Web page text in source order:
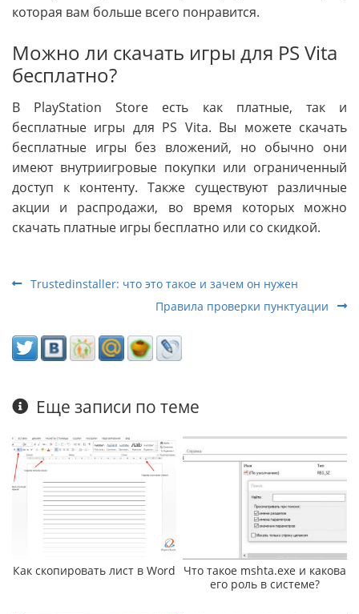
которая вам больше всего понравится.
Можно ли скачать игры для PS Vita
бесплатно?
В PlayStation Store есть как платные, так и
бесплатные игры для PS Vita. Вы можете скачать
бесплатные игры без вложений, но обычно они
имеют внутриигровые покупки или ограниченный
доступ к контенту. Также существуют различные
акции и распродажи, во время которых можно
скачать платные игры бесплатно или со скидкой.
Trustedinstaller: что это такое и зачем он нужен
Правила проверки пунктуации
Еще записи по теме
Как скопировать лист в Word
Что такое mshta.exe и какова
его роль в системе?